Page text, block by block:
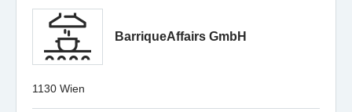
BarriqueAffairs GmbH
1130 Wien